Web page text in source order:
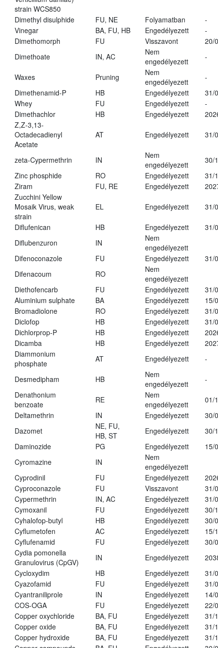
strain WCS850
Dimethyl disulphide FU, NE Folyamatban
-
Vinegar
BA, FU, HB Engedélyezett
-
Dimethomorph
FU Visszavont
20/
Dimethoate
IN, AC
Nem
engedélyezett
-
Waxes Pruning
Nem
engedélyezett
-
Dimethenamid-P
HB Engedélyezett
31/
Whey
FU Engedélyezett
-
Dimethachlor
HB Engedélyezett
Z,Z-3,13-
Octadecadienyl
Acetate
AT Engedélyezett 31/
zeta-Cypermethrin IN
Nem
engedélyezett
30/
Zinc phosphide
RO Engedélyezett
31/
Ziram
FU, RE Engedélyezett
Zucchini Yellow
Mosaik Virus, weak
strain
EL Engedélyezett 31/
Diflufenican HB Engedélyezett
31/
Diflubenzuron
IN
Nem
engedélyezett
Difenoconazole
FU Engedélyezett
31/
Difenacoum
RO
Nem
engedélyezett
Diethofencarb
FU Engedélyezett
31/
Aluminium sulphate
BA Engedélyezett
15/
Bromadiolone
RO Engedélyezett
31/
Diclofop
HB Engedélyezett
31/
Dichlorprop-P
HB Engedélyezett
Dicamba
HB Engedélyezett
Diammonium
phosphate
AT Engedélyezett -
Desmedipham HB
Nem
engedélyezett
-
Denathonium
benzoate
RE
Nem
engedélyezett
01/
Deltamethrin
IN Engedélyezett
30/
Dazomet
NE, FU,
HB, ST
Engedélyezett
30/
Daminozide
PG Engedélyezett
15/
Cyromazine
IN
Nem
engedélyezett
Cyprodinil
FU Engedélyezett
Cyproconazole
FU Visszavont
31/
Cypermethrin
IN, AC Engedélyezett
31/
Cymoxanil
FU Engedélyezett
30/
Cyhalofop-butyl
HB Engedélyezett
30/
Cyflumetofen
AC Engedélyezett
15/
Cyflufenamid
FU Engedélyezett
30/
Cydia pomonella
Granulovirus (CpGV)
IN Engedélyezett
Cycloxydim
HB Engedélyezett
31/
Cyazofamid
FU Engedélyezett
31/
Cyantraniliprole
IN Engedélyezett
14/
COS-OGA
FU Engedélyezett
22/
Copper oxychloride
BA, FU Engedélyezett
31/
Copper oxide
BA, FU Engedélyezett
31/
Copper hydroxide
BA, FU Engedélyezett
31/